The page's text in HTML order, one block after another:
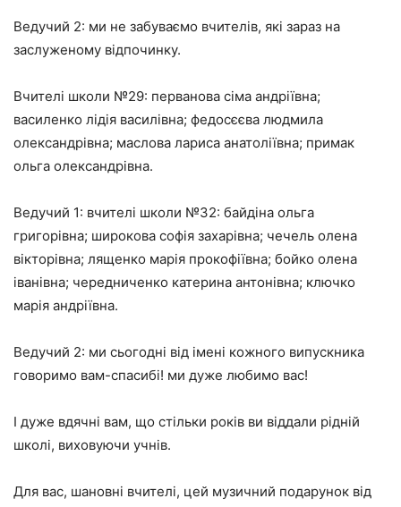
Ведучий 2: ми не забуваємо вчителів, які зараз на
заслуженому відпочинку.
Вчителі школи №29: перванова сіма андріївна;
василенко лідія василівна; федосєєва людмила
олександрівна; маслова лариса анатоліївна; примак
ольга олександрівна.
Ведучий 1: вчителі школи №32: байдіна ольга
григорівна; широкова софія захарівна; чечель олена
вікторівна; лященко марія прокофіївна; бойко олена
іванівна; чередниченко катерина антонівна; ключко
марія андріївна.
Ведучий 2: ми сьогодні від імені кожного випускника
говоримо вам-спасибі! ми дуже любимо вас!
І дуже вдячні вам, що стільки років ви віддали рідній
школі, виховуючи учнів.
Для вас, шановні вчителі, цей музичний подарунок від